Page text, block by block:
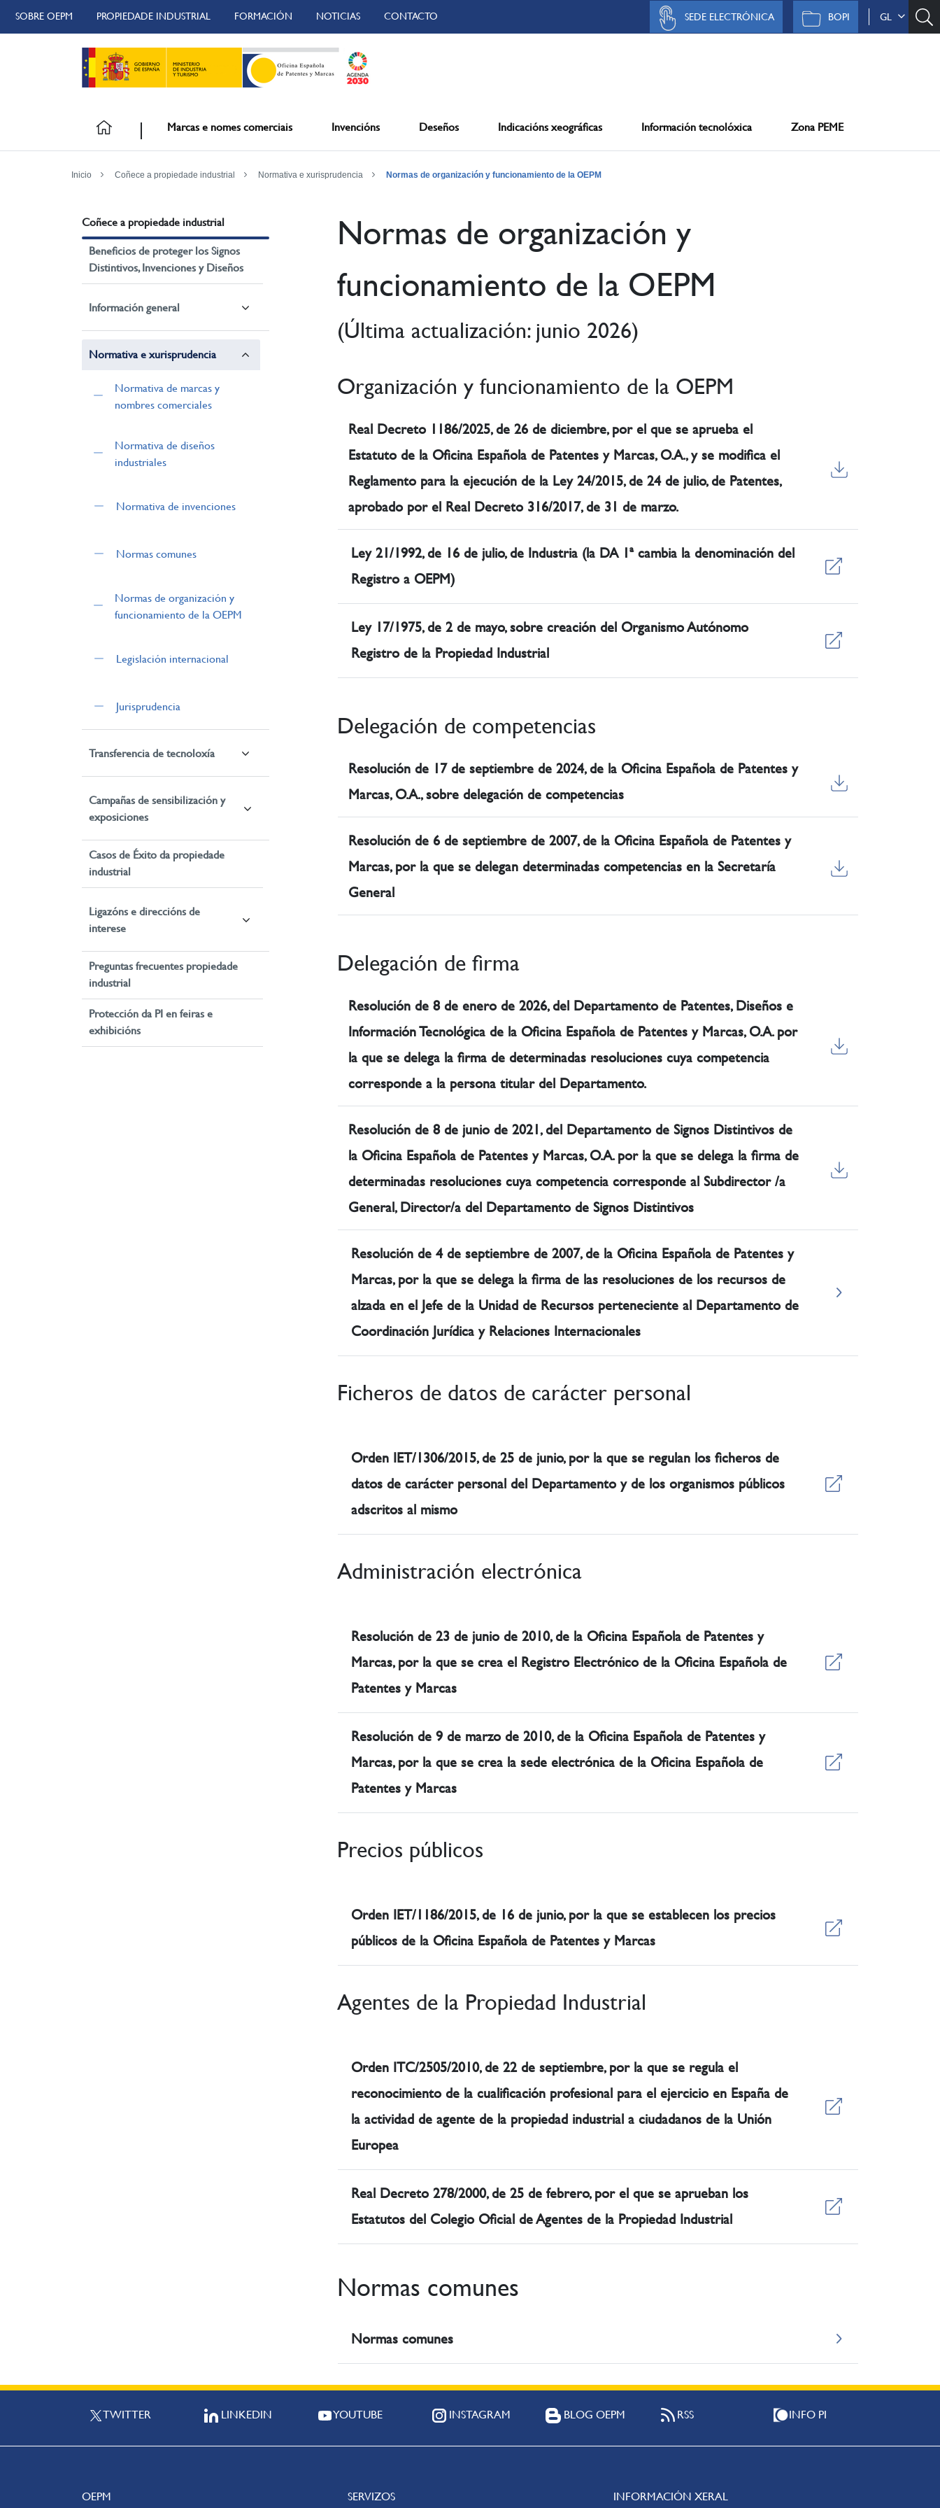
SOBRE OEPM PROPIEDADE INDUSTRIAL FORMACIÓN NOTICIAS CONTACTO GL
BOPI
SEDE ELECTRÓNICA
Marcas e nomes comerciais Invencións Deseños Indicacións xeográficas Información tecnolóxica Zona PEME
Inicio Coñece a propiedade industrial Normativa e xurisprudencia Normas de organización y funcionamiento de la OEPM
Coñece a propiedade industrial
Beneficios de proteger los Signos
Distintivos, Invenciones y Diseños
Información general
Normativa e xurisprudencia
Normativa de marcas y
nombres comerciales
Normativa de diseños
industriales
Normativa de invenciones
Normas comunes
Normas de organización y
funcionamiento de la OEPM
Legislación internacional
Jurisprudencia
Transferencia de tecnoloxía
Campañas de sensibilización y
exposiciones
Casos de Éxito da propiedade
industrial
Ligazóns e direccións de
interese
Preguntas frecuentes propiedade
industrial
Protección da PI en feiras e
exhibicións
Normas de organización y
funcionamiento de la OEPM
(Última actualización: junio 2026)
Organización y funcionamiento de la OEPM
Real Decreto 1186/2025, de 26 de diciembre, por el que se aprueba el
Estatuto de la Oficina Española de Patentes y Marcas, O.A., y se modifica el
Reglamento para la ejecución de la Ley 24/2015, de 24 de julio, de Patentes,
aprobado por el Real Decreto 316/2017, de 31 de marzo.
Ley 21/1992, de 16 de julio, de Industria (la DA 1ª cambia la denominación del
Registro a OEPM)
Ley 17/1975, de 2 de mayo, sobre creación del Organismo Autónomo
Registro de la Propiedad Industrial
Delegación de competencias
Resolución de 17 de septiembre de 2024, de la Oficina Española de Patentes y
Marcas, O.A., sobre delegación de competencias
Resolución de 6 de septiembre de 2007, de la Oficina Española de Patentes y
Marcas, por la que se delegan determinadas competencias en la Secretaría
General
Delegación de firma
Resolución de 8 de enero de 2026, del Departamento de Patentes, Diseños e
Información Tecnológica de la Oficina Española de Patentes y Marcas, O.A. por
la que se delega la firma de determinadas resoluciones cuya competencia
corresponde a la persona titular del Departamento.
Resolución de 8 de junio de 2021, del Departamento de Signos Distintivos de
la Oficina Española de Patentes y Marcas, O.A. por la que se delega la firma de
determinadas resoluciones cuya competencia corresponde al Subdirector /a
General, Director/a del Departamento de Signos Distintivos
Resolución de 4 de septiembre de 2007, de la Oficina Española de Patentes y
Marcas, por la que se delega la firma de las resoluciones de los recursos de
alzada en el Jefe de la Unidad de Recursos perteneciente al Departamento de
Coordinación Jurídica y Relaciones Internacionales
Ficheros de datos de carácter personal
Orden IET/1306/2015, de 25 de junio, por la que se regulan los ficheros de
datos de carácter personal del Departamento y de los organismos públicos
adscritos al mismo
Administración electrónica
Resolución de 23 de junio de 2010, de la Oficina Española de Patentes y
Marcas, por la que se crea el Registro Electrónico de la Oficina Española de
Patentes y Marcas
Resolución de 9 de marzo de 2010, de la Oficina Española de Patentes y
Marcas, por la que se crea la sede electrónica de la Oficina Española de
Patentes y Marcas
Precios públicos
Orden IET/1186/2015, de 16 de junio, por la que se establecen los precios
públicos de la Oficina Española de Patentes y Marcas
Agentes de la Propiedad Industrial
Orden ITC/2505/2010, de 22 de septiembre, por la que se regula el
reconocimiento de la cualificación profesional para el ejercicio en España de
la actividad de agente de la propiedad industrial a ciudadanos de la Unión
Europea
Real Decreto 278/2000, de 25 de febrero, por el que se aprueban los
Estatutos del Colegio Oficial de Agentes de la Propiedad Industrial
Normas comunes
Normas comunes
TWITTER LINKEDIN YOUTUBE INSTAGRAM BLOG OEPM RSS INFO PI
OEPM SERVIZOS INFORMACIÓN XERAL